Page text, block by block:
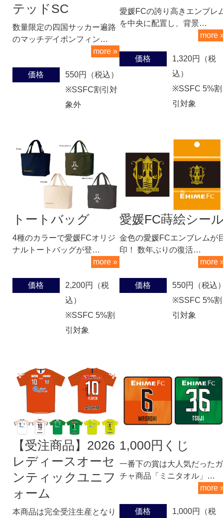
テッドSC
数量限定の四国サッカー遍路
のマッチデイボンフィン…
more »
価格
550円（税込）
※SSFC割引対
象外
愛媛FCの誇り高きエンブレ
を中央に配置し、背景…
more
価格
1,320円（税
込）
※SSFC 5%割
引対象
トートバッグ
4種のカラーで愛媛FCオリジ
ナルトートバッグが登…
more »
価格
2,200円（税
込）
※SSFC 5%割
引対象
愛媛FC蒔絵シー
金色の愛媛FCエンブレムが
印！ 数年ぶりの復活…
more
価格
550円（税込
※SSFC 5%割
引対象
【受注商品】2026
レディースオーセ
ンティックユニフ
ォーム
本商品は完全受注生産となり
1,000円くじ
一番下の賞は大人気だったガ
チャ商品「ミニタオル」…
more
価格 1,000円（税